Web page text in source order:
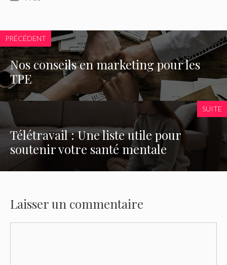
PRÉCÉDENT
Nos conseils en marketing pour les
TPE
SUITE
Télétravail : Une liste utile pour
soutenir votre santé mentale
Laisser un commentaire